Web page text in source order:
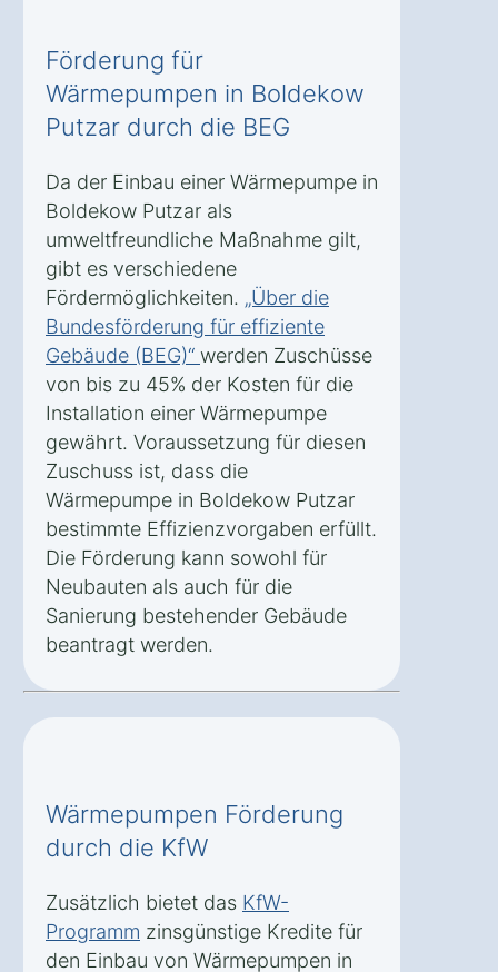
Förderung für
Wärmepumpen in Boldekow
Putzar durch die BEG
Da der Einbau einer Wärmepumpe in
Boldekow Putzar als
umweltfreundliche Maßnahme gilt,
gibt es verschiedene
Fördermöglichkeiten. „Über die
Bundesförderung für effiziente
Gebäude (BEG)“ werden Zuschüsse
von bis zu 45% der Kosten für die
Installation einer Wärmepumpe
gewährt. Voraussetzung für diesen
Zuschuss ist, dass die
Wärmepumpe in Boldekow Putzar
bestimmte Effizienzvorgaben erfüllt.
Die Förderung kann sowohl für
Neubauten als auch für die
Sanierung bestehender Gebäude
beantragt werden.
Wärmepumpen Förderung
durch die KfW
Zusätzlich bietet das KfW-
Programm zinsgünstige Kredite für
den Einbau von Wärmepumpen in